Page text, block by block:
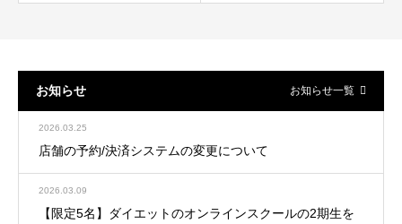
お知らせ お知らせ一覧
2026.03.25
店舗の予約/決済システムの変更について
2026.03.09
【限定5名】ダイエットのオンラインスクールの2期生を